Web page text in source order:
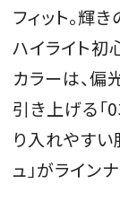
フィット。輝
ハイライト初
カラーは、
引き上げる「
り入れやす
ュ」がラインナ